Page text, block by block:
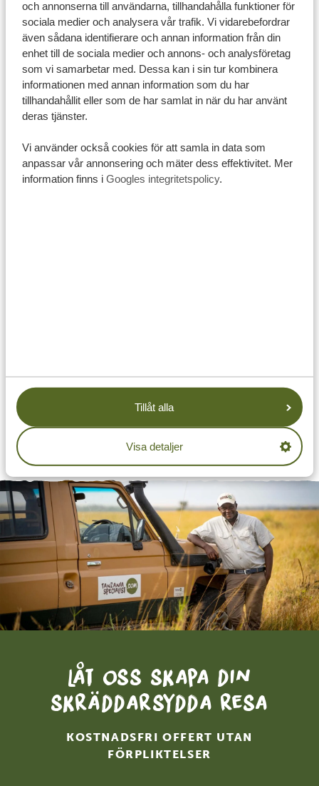
och annonserna till användarna, tillhandahålla funktioner för
sociala medier och analysera vår trafik. Vi vidarebefordrar
även sådana identifierare och annan information från din
enhet till de sociala medier och annons- och analysföretag
som vi samarbetar med. Dessa kan i sin tur kombinera
informationen med annan information som du har
tillhandahållit eller som de har samlat in när du har använt
deras tjänster.
Vi använder också cookies för att samla in data som
anpassar vår annonsering och mäter dess effektivitet. Mer
information finns i Googles integritetspolicy.
Tillåt alla
Visa detaljer
Tanzania ligger i tidszonen GMT + 3 (East Africa Time)
och har ingen sommartid. Tidsskillnaden mellan
Sverige och Tanzania varierar beroende på årstid.
+1 timmeunder svensk sommartid (mars till oktober)
+2 timmarunder svensk vintertid (november till mars)
Valuta
Den lokala valutan i Tanzania är den tanzaniska
shillingen (TZS). Däremot accepteras även amerikanska
dollar på många ställen. Euro kan också användas
ibland, men det är vanligare att betala med dollar eller
swahili!
För detaljerade råd om Tanzania eller hjälp att planera
din skräddarsydda resa,kontakta ossgärna. Vi ser fram
emot att välkomna dig till Tanzania snart!
Låt oss skapa din
skräddarsydda resa
KOSTNADSFRI OFFERT UTAN
FÖRPLIKTELSER